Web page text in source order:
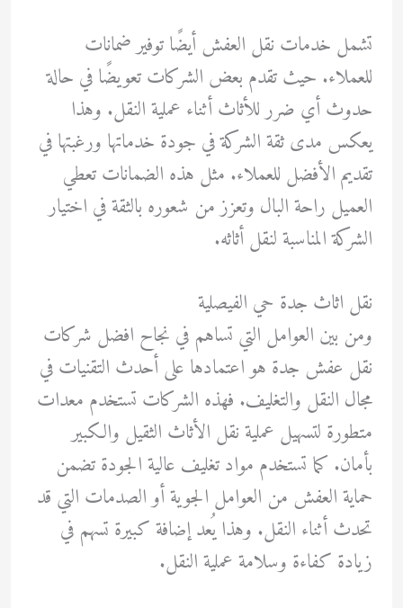
تشمل خدمات نقل العفش أيضًا توفير ضمانات
للعملاء. حيث تقدم بعض الشركات تعويضًا في حالة
حدوث أي ضرر للأثاث أثناء عملية النقل. وهذا
يعكس مدى ثقة الشركة في جودة خدماتها ورغبتها في
تقديم الأفضل للعملاء. مثل هذه الضمانات تعطي
العميل راحة البال وتعزز من شعوره بالثقة في اختيار
الشركة المناسبة لنقل أثاثه.
نقل اثاث جدة حي الفيصلية
ومن بين العوامل التي تساهم في نجاح افضل شركات
نقل عفش جدة هو اعتمادها على أحدث التقنيات في
مجال النقل والتغليف. فهذه الشركات تستخدم معدات
متطورة لتسهيل عملية نقل الأثاث الثقيل والكبير
بأمان. كما تستخدم مواد تغليف عالية الجودة تضمن
حماية العفش من العوامل الجوية أو الصدمات التي قد
تحدث أثناء النقل. وهذا يُعد إضافة كبيرة تسهم في
زيادة كفاءة وسلامة عملية النقل.